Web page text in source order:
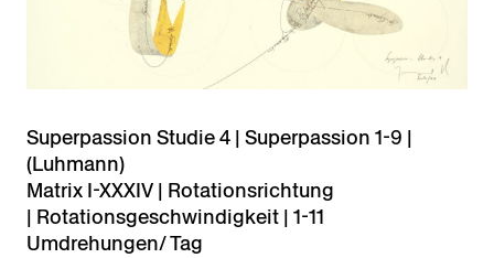
Superpassion Studie 4 | Superpassion 1-9 |
(Luhmann)
Matrix I-XXXIV | Rotationsrichtung
| Rotationsgeschwindigkeit | 1-11
Umdrehungen/ Tag